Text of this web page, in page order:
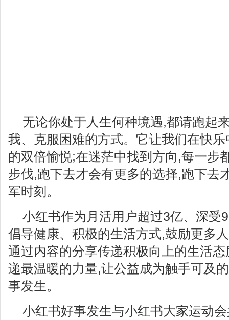
无论你处于人生何种境遇,都请跑起
我、克服困难的方式。它让我们在快
的双倍愉悦;在迷茫中找到方向,每一步
步伐,跑下去才会有更多的选择,跑下去
军时刻。
小红书作为月活用户超过3亿、深受
倡导健康、积极的生活方式,鼓励更多
通过内容的分享传递积极向上的生活
递最温暖的力量,让公益成为触手可及
事发生。
小红书好事发生与小红书大家运动